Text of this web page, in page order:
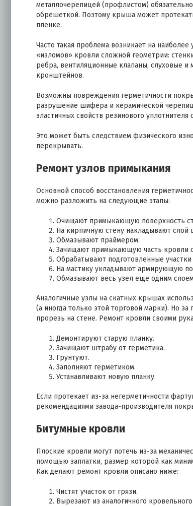
металлочерепицей (профлистом)
обрешеткой. Поэтому крыша может
пленке.
Часто такая проблема возникает на
«изломов» кровли сложной геометрии:
ребра, вентиляционные клапаны, слуховые и
кронштейнов.
Возможны повреждения герметичности
разрушение шифера и керамической
эластичных свойств резинового
Это может быть следствием физического
перекрывать.
Ремонт узлов примыкания
Основной способ восстановления
можно разложить на следующие этапы:
Очищают примыкающую поверхность
На кирпичную стену накладывают слой
Обмазывают праймером.
Зачищают примыкающую часть кровли
Обрабатывают подготовленные
На мастику укладывают армирующую
Обмазывают весь узел еще одним
Аналогичные узлы на скатных крышах
(а иногда только этой торговой марки). Но
прорезь на стене. Ремонт кровли своими
Демонтируют старую планку.
Зачищают штрабу от герметика.
Грунтуют.
Заполняют герметиком.
Устанавливают новую планку.
Если протекает из-за негерметичности
рекомендациями завода-производителя
Битумные кровли
Плоские кровли могут потечь из-за
помощью заплатки, размер которой как
Как делают ремонт кровли описано ниже:
Чистят участок от грязи.
Вырезают из аналогичного